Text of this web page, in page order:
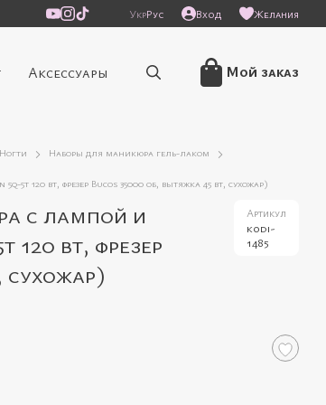
УкрРус Вход Желания
Аксессуары Мой заказ
Ногти
Наборы для маникюра гель-лаком
120 вт, фрезер Bucos 35000 об, вытяжка 45 вт, сухожар)
с лампой и
120 вт, фрезер
сухожар)
Артикул
kodi-
1485